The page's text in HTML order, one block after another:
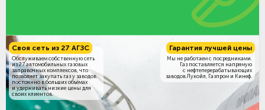
Своя сеть из 27 АГЗС
Обслуживаем собственную сеть
из 27 автомобильных газовых
заправочных комплексов, что
позволяет закупать газ у заводов
постоянно в больших объёмах
и удерживать низкие цены для
своих клиентов.
Гарантия лучшей цены
Мы не работаем с посредниками.
Газ поставляется напрямую
с нефтеперерабатывающих
заводов Лукойл, Газпром и Кинеф.